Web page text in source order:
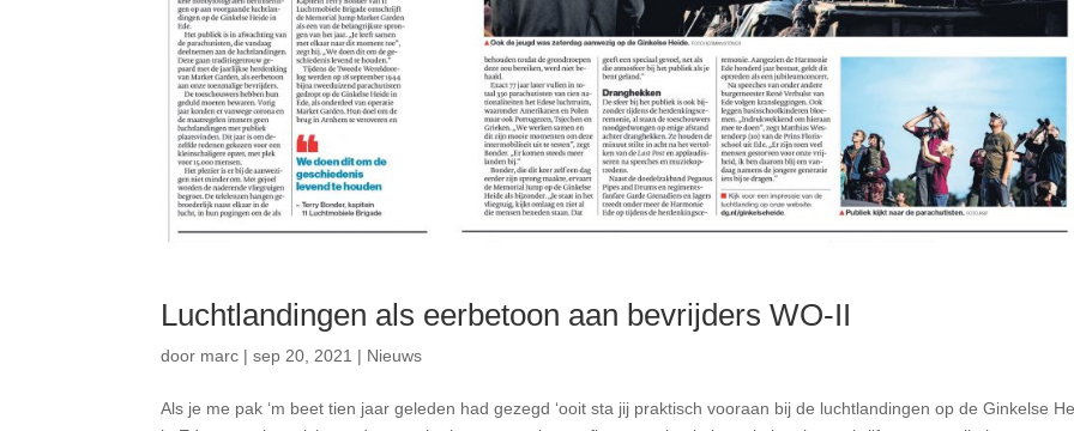
Luchtlandingen als eerbetoon aan bevrijders WO-II
door marc |sep 20, 2021 | Nieuws
Als je me pak ‘m beet tien jaar geleden had gezegd ‘ooit sta jij praktisch vooraan bij de luchtlandingen op de Ginkelse